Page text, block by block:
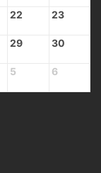
22 23
29 30
5 6